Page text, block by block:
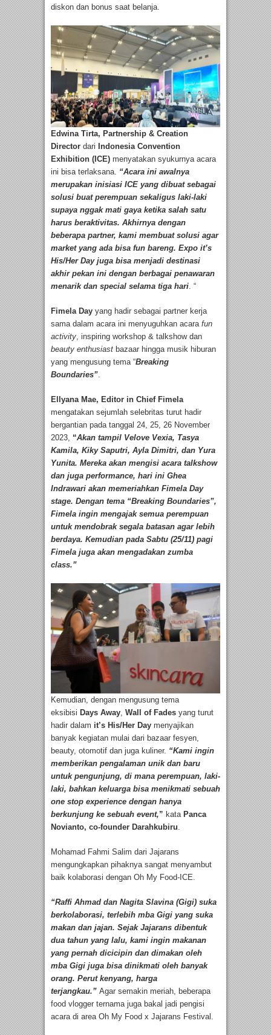
diskon dan bonus saat belanja.
Edwina Tirta, Partnership & Creation
Director dari Indonesia Convention
Exhibition (ICE) menyatakan syukurnya acara
ini bisa terlaksana. “Acara ini awalnya
merupakan inisiasi ICE yang dibuat sebagai
solusi buat perempuan sekaligus laki-laki
supaya nggak mati gaya ketika salah satu
harus beraktivitas. Akhirnya dengan
beberapa partner, kami membuat solusi agar
market yang ada bisa fun bareng. Expo it’s
His/Her Day juga bisa menjadi destinasi
akhir pekan ini dengan berbagai penawaran
menarik dan special selama tiga hari . “
Fimela Day yang hadir sebagai partner kerja
sama dalam acara ini menyuguhkan acara fun
activity , inspiring workshop & talkshow dan
beauty enthusiast bazaar hingga musik hiburan
yang mengusung tema “Breaking
Boundaries”
Ellyana Mae, Editor in Chief Fimela
mengatakan sejumlah selebritas turut hadir
bergantian pada tanggal 24, 25, 26 November
2023, “Akan tampil Velove Vexia, Tasya
Kamila, Kiky Saputri, Ayla Dimitri, dan Yura
Yunita. Mereka akan mengisi acara talkshow
dan juga performance, hari ini Ghea
Indrawari akan memeriahkan Fimela Day
stage. Dengan tema “Breaking Boundaries”,
Fimela ingin mengajak semua perempuan
untuk mendobrak segala batasan agar lebih
berdaya. Kemudian pada Sabtu (25/11) pagi
Fimela juga akan mengadakan zumba
class.”
Kemudian, dengan mengusung tema
eksibisi Days Away, Wall of Fades yang turut
hadir dalam it’s His/Her Day menyajikan
banyak kegiatan mulai dari bazaar fesyen,
beauty, otomotif dan juga kuliner. “Kami ingin
memberikan pengalaman unik dan baru
untuk pengunjung, di mana perempuan, laki-
laki, bahkan keluarga bisa menikmati sebuah
one stop experience dengan hanya
berkunjung ke sebuah event,” kata Panca
Novianto, co-founder Darahkubiru.
Mohamad Fahmi Salim dari Jajarans
mengungkapkan pihaknya sangat menyambut
baik kolaborasi dengan Oh My Food-ICE.
“Raffi Ahmad dan Nagita Slavina (Gigi) suka
berkolaborasi, terlebih mba Gigi yang suka
makan dan jajan. Sejak Jajarans dibentuk
dua tahun yang lalu, kami ingin makanan
yang pernah dicicipin dan dimakan oleh
mba Gigi juga bisa dinikmati oleh banyak
orang. Perut kenyang, harga
terjangkau.” Agar semakin meriah, beberapa
food vlogger ternama juga bakal jadi pengisi
acara di area Oh My Food x Jajarans Festival.